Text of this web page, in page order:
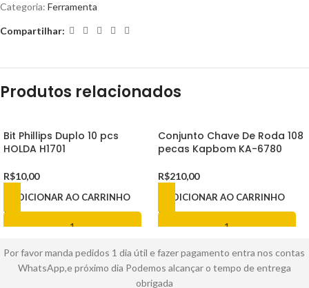
Categoria: Ferramenta
Compartilhar:
Produtos relacionados
Bit Phillips Duplo 10 pcs
HOLDA H1701
R$10,00
ADICIONAR AO CARRINHO
Conjunto Chave De Roda 108
pecas Kapbom KA-6780
R$210,00
ADICIONAR AO CARRINHO
Por favor manda pedidos 1 dia útil e fazer pagamento entra nos contas
WhatsApp,e próximo dia Podemos alcançar o tempo de entrega
obrigada